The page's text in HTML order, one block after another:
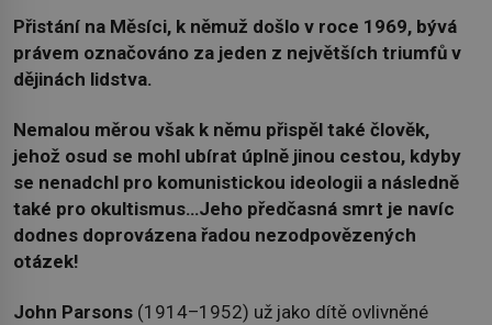
Přistání na Měsíci, k němuž došlo v roce 1969, bývá
právem označováno za jeden z největších triumfů v
dějinách lidstva.
Nemalou měrou však k němu přispěl také člověk,
jehož osud se mohl ubírat úplně jinou cestou, kdyby
se nenadchl pro komunistickou ideologii a následně
také pro okultismus…Jeho předčasná smrt je navíc
dodnes doprovázena řadou nezodpovězených
otázek!
John Parsons (1914–1952) už jako dítě ovlivněné